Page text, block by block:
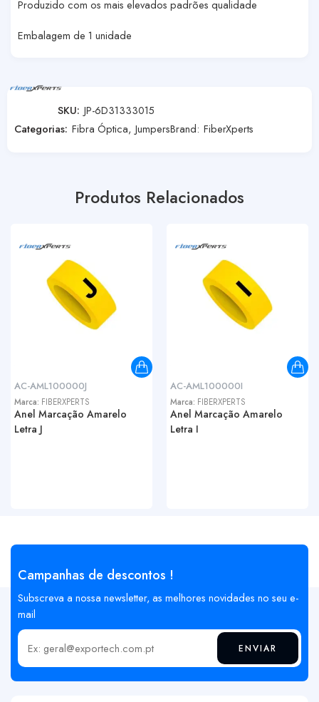
Produzido com os mais elevados padrões qualidade
Embalagem de 1 unidade
SKU: JP-6D31333015
Categorias: Fibra Óptica, JumpersBrand: FiberXperts
Produtos Relacionados
AC-AML100000J
Marca: FIBERXPERTS
Anel Marcação Amarelo
Letra J
AC-AML100000I
Marca: FIBERXPERTS
Anel Marcação Amarelo
Letra I
Campanhas de descontos !
Subscreva a nossa newsletter, as melhores novidades no seu e-
mail
Insira o seu email ENVIAR